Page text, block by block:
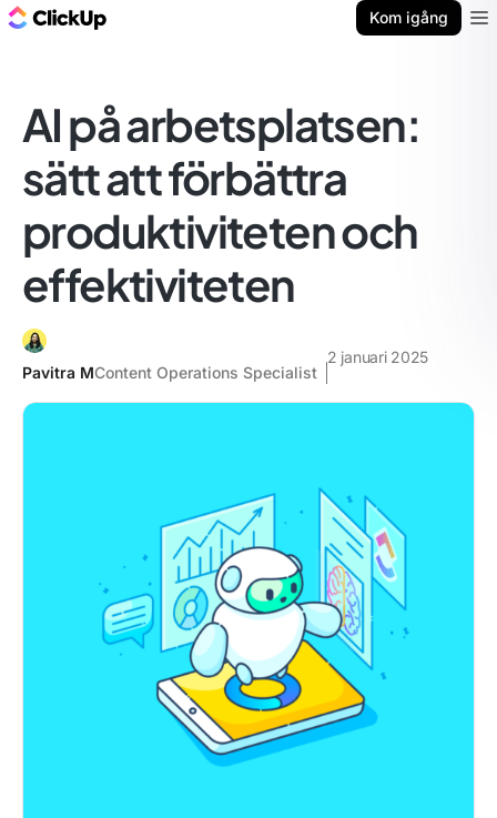
Kom igång
AI på arbetsplatsen:
sätt att förbättra
produktiviteten och
effektiviteten
Pavitra MContent Operations Specialist
2 januari 2025